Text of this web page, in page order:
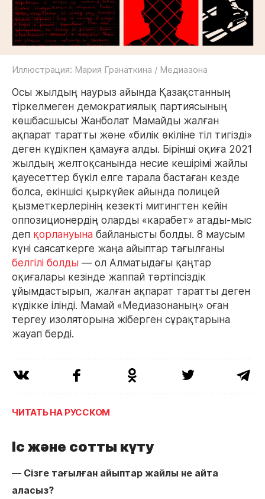
Иллюстрация: Мария Гранаткина / Медиазона
Осы жылдың наурыз айында Қазақстанның
тіркелмеген демократиялық партиясының
көшбасшысы Жанболат Мамайды жалған
ақпарат таратты және «билік өкіліне тіл тигізді»
деген күдікпен қамауға алды. Бірінші оқиға 2021
жылдың желтоқсанында несие кешірімі жайлы
қауесеттер бүкіл елге тарала бастаған кезде
болса, екіншісі қыркүйек айында полицей
қызметкерлерінің кезекті митингтен кейін
оппозиционердің оларды «карабет» атады-мыс
деп қорлануына байланысты болды. 8 маусым
күні саясаткерге жаңа айыптар тағылғаны
белгілі болды — ол Алматыдағы қаңтар
оқиғалары кезінде жаппай тәртіпсіздік
ұйымдастырып, жалған ақпарат таратты деген
күдікке ілінді. Мамай «Медиазонаның» оған
тергеу изоляторына жіберген сұрақтарына
жауап берді.
ЧИТАТЬ НА РУССКОМ
Іс және сотты күту
― Сізге тағылған айыптар жайлы не айта
аласыз?